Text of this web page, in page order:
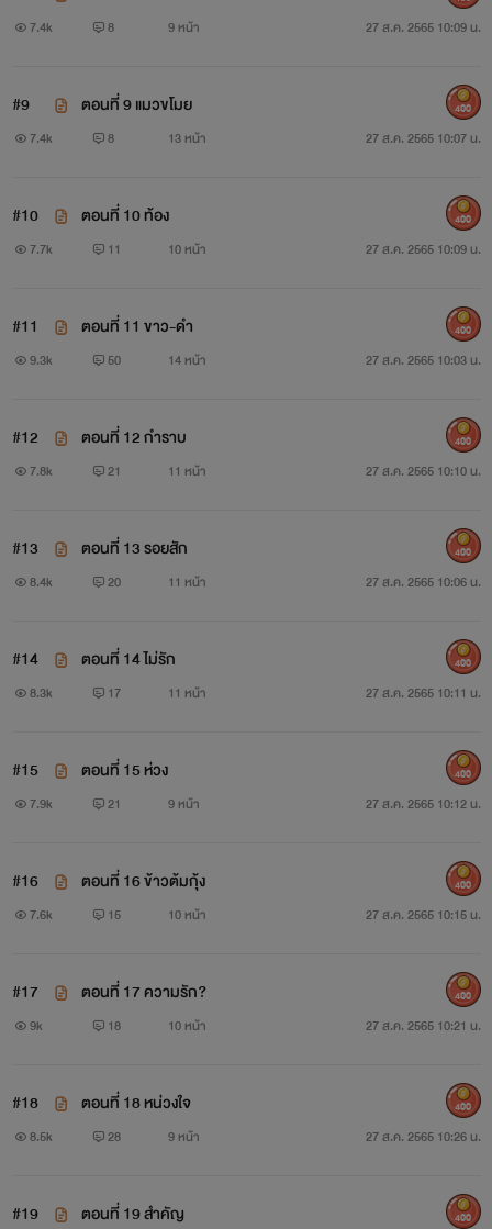
7.4k 8 9 หน้า 27 ส.ค. 2565 10:09 น.
#9 ตอนที่ 9 แมวขโมย
7.4k 8 13 หน้า 27 ส.ค. 2565 10:07 น.
400
#10 ตอนที่ 10 ท้อง
7.7k 11 10 หน้า 27 ส.ค. 2565 10:09 น.
400
#11 ตอนที่ 11 ขาว-ดำ
9.3k 50 14 หน้า 27 ส.ค. 2565 10:03 น.
400
#12 ตอนที่ 12 กำราบ
7.8k 21 11 หน้า 27 ส.ค. 2565 10:10 น.
400
#13 ตอนที่ 13 รอยสัก
8.4k 20 11 หน้า 27 ส.ค. 2565 10:06 น.
400
#14 ตอนที่ 14 ไม่รัก
8.3k 17 11 หน้า 27 ส.ค. 2565 10:11 น.
400
#15 ตอนที่ 15 ห่วง
7.9k 21 9 หน้า 27 ส.ค. 2565 10:12 น.
400
#16 ตอนที่ 16 ข้าวต้มกุ้ง
7.6k 15 10 หน้า 27 ส.ค. 2565 10:15 น.
400
#17 ตอนที่ 17 ความรัก?
9k 18 10 หน้า 27 ส.ค. 2565 10:21 น.
400
#18 ตอนที่ 18 หน่วงใจ
8.5k 28 9 หน้า 27 ส.ค. 2565 10:26 น.
400
#19 ตอนที่ 19 สำคัญ 400